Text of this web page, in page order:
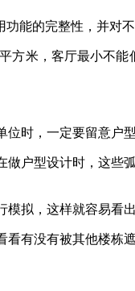
的完整性，并对不
，客厅最小不能
时，一定要留意户型
型设计时，这些
拟，这样就容易看出
有没有被其他楼栋